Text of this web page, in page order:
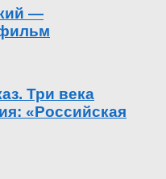
—
Три века
«Российская